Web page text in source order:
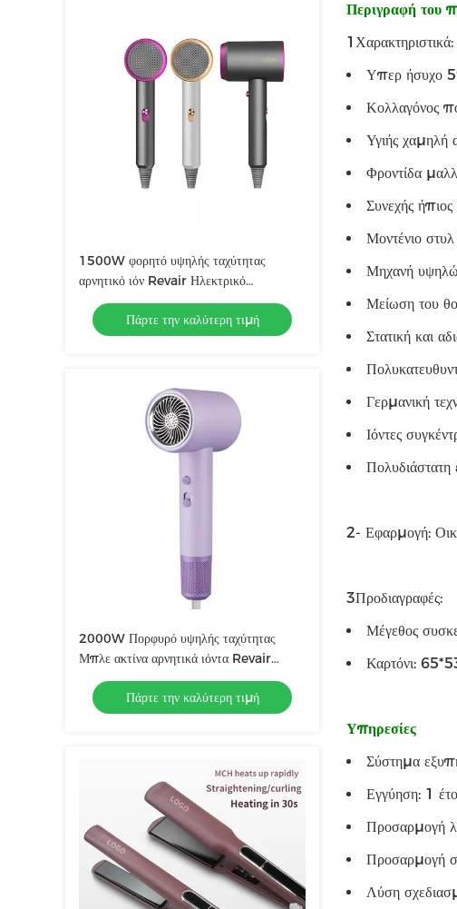
1500W φορητό υψηλής ταχύτητας
αρνητικό ιόν Revair Ηλεκτρικό
στεγνωτήρα μαλλιών για το σπίτι
ασύρματος επαγγελματίας
Πάρτε την καλύτερη τιμή
2000W Πορφυρό υψηλής ταχύτητας
Μπλε ακτίνα αρνητικά ιόντα Revair
στεγνωτήρα μαλλιών θερμοκρασία
ρυθμιζόμενη για οικιακή χρήση
Πάρτε την καλύτερη τιμή
Περιγραφή του
1Χαρακτηριστικά:
Υπερ ήσυχο
Κολλαγόνος
Υγιής χαμηλή
Φροντίδα
Συνεχής
Μοντένιο στυλ
Μηχανή
Μείωση του
Στατική και
Γερμανική
Ιόντες
Πολυδιάστατη
2- Εφαρμογή:
3Προδιαγραφές:
Μέγεθος
Καρτόνι:
Υπηρεσίες
Σύστημα
Εγγύηση: 1
Προσαρμογή
Προσαρμογή
Λύση